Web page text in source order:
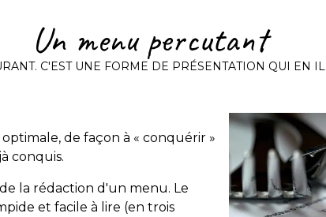
Un menu percutant
C'EST UNE FORME DE PRÉSENTATION QUI EN
de façon à « conquérir »
conquis.
la rédaction d'un menu. Le
et facile à lire (en trois